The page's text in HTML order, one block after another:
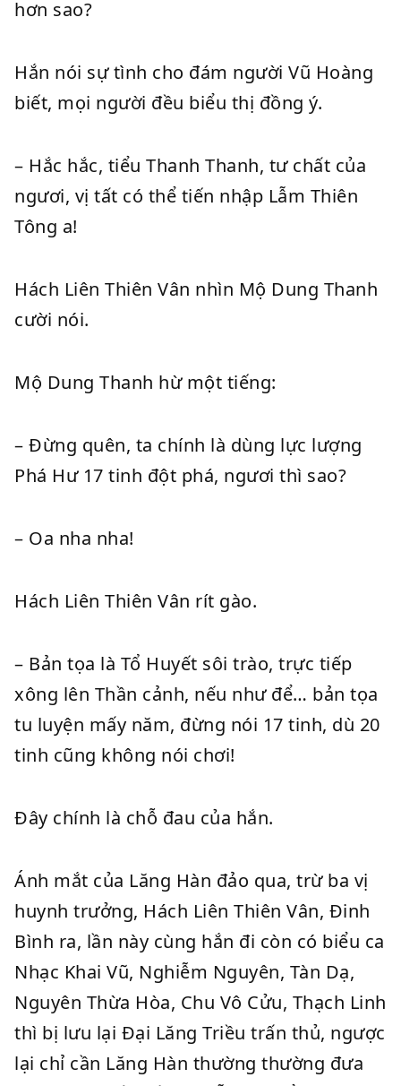
hơn sao?
Hắn nói sự tình cho đám người Vũ Hoàng
biết, mọi người đều biểu thị đồng ý.
– Hắc hắc, tiểu Thanh Thanh, tư chất của
ngươi, vị tất có thể tiến nhập Lẫm Thiên
Tông a!
Hách Liên Thiên Vân nhìn Mộ Dung Thanh
cười nói.
Mộ Dung Thanh hừ một tiếng:
– Đừng quên, ta chính là dùng lực lượng
Phá Hư 17 tinh đột phá, ngươi thì sao?
– Oa nha nha!
Hách Liên Thiên Vân rít gào.
– Bản tọa là Tổ Huyết sôi trào, trực tiếp
xông lên Thần cảnh, nếu như để… bản tọa
tu luyện mấy năm, đừng nói 17 tinh, dù 20
tinh cũng không nói chơi!
Đây chính là chỗ đau của hắn.
Ánh mắt của Lăng Hàn đảo qua, trừ ba vị
huynh trưởng, Hách Liên Thiên Vân, Đinh
Bình ra, lần này cùng hắn đi còn có biểu ca
Nhạc Khai Vũ, Nghiễm Nguyên, Tàn Dạ,
Nguyên Thừa Hòa, Chu Vô Cửu, Thạch Linh
thì bị lưu lại Đại Lăng Triều trấn thủ, ngược
lại chỉ cần Lăng Hàn thường thường đưa